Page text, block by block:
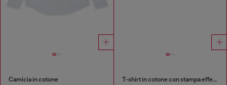
Camicia in cotone T-shirt in cotone con stampa effetto fuoco